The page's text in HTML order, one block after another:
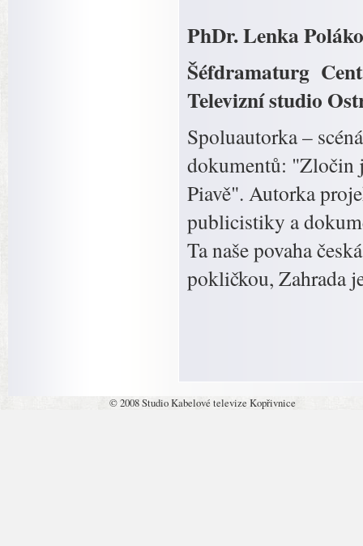
PhDr. Lenka
Šéfdramaturg
Televizní studio
Spoluautorka –
dokumentů: "Zločin
Piavě". Autorka
publicistiky a
Ta naše povaha
pokličkou, Zahrada
© 2008 Studio Kabelové televize Kopřivnice